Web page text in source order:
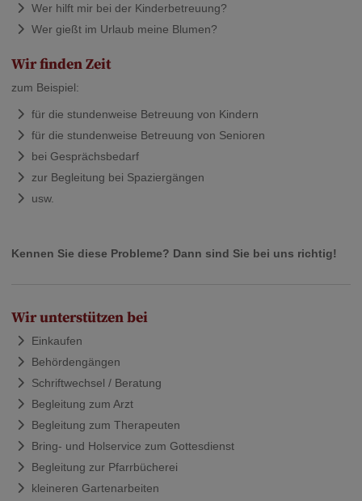
Wer hilft mir bei der Kinderbetreuung?
Wer gießt im Urlaub meine Blumen?
Wir finden Zeit
zum Beispiel:
für die stundenweise Betreuung von Kindern
für die stundenweise Betreuung von Senioren
bei Gesprächsbedarf
zur Begleitung bei Spaziergängen
usw.
Kennen Sie diese Probleme? Dann sind Sie bei uns richtig!
Wir unterstützen bei
Einkaufen
Behördengängen
Schriftwechsel / Beratung
Begleitung zum Arzt
Begleitung zum Therapeuten
Bring- und Holservice zum Gottesdienst
Begleitung zur Pfarrbücherei
kleineren Gartenarbeiten